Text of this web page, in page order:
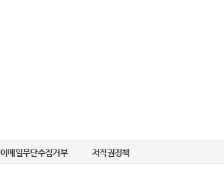
이메일무단수집거부 저작권정책